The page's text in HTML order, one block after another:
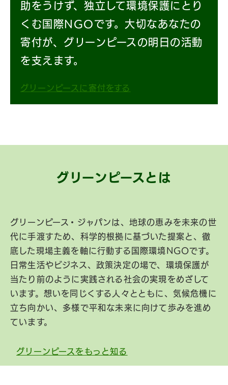
助をうけず、独立して環境保護にとり
くむ国際NGOです。大切なあなたの
寄付が、グリーンピースの明日の活動
を支えます。
グリーンピースに寄付をする
グリーンピースとは
グリーンピース・ジャパンは、地球の恵みを未来の世
代に手渡すため、科学的根拠に基づいた提案と、徹
底した現場主義を軸に行動する国際環境NGOです。
日常生活やビジネス、政策決定の場で、環境保護が
当たり前のように実践される社会の実現をめざして
います。想いを同じくする人々とともに、気候危機に
立ち向かい、多様で平和な未来に向けて歩みを進め
ています。
グリーンピースをもっと知る